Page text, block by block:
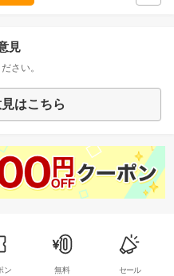
見
さい。
はこちら
ン 無料 セール